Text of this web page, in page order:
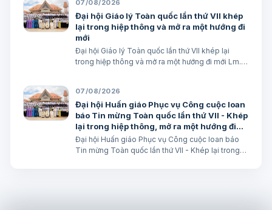
07/08/2026
Đại hội Giáo lý Toàn quốc lần thứ VII khép
lại trong hiệp thông và mở ra một hướng đi
mới
Đại hội Giáo lý Toàn quốc lần thứ VII khép lại
trong hiệp thông và mở ra một hướng đi mới Lm.
07/08/2026
Đại hội Huấn giáo Phục vụ Công cuộc loan
báo Tin mừng Toàn quốc lần thứ VII - Khép
lại trong hiệp thông, mở ra một hướng đi
mới cho công cuộc huấn giáo Việt Nam
Đại hội Huấn giáo Phục vụ Công cuộc loan báo
Tin mừng Toàn quốc lần thứ VII - Khép lại trong